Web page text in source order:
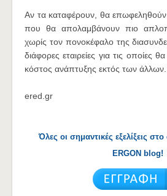
Αν τα καταφέρουν, θα επωφεληθούν
που θα απολαμβάνουν πιο
χωρίς τον πονοκέφαλο της
διάφορες εταιρείες για τις οποίες
κόστος ανάπτυξης εκτός των άλλων.
ered.gr
Όλες οι σημαντικές εξελίξεις
ERGON blog!